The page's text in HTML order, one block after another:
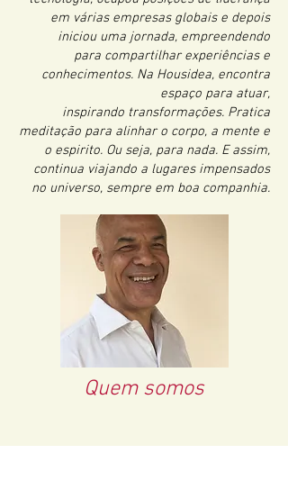
em várias empresas globais e depois
iniciou uma jornada, empreendendo
para compartilhar experiências e
conhecimentos. Na Housidea, encontra
espaço para atuar,
inspirando transformações. Pratica
meditação para alinhar o corpo, a mente e
o espirito. Ou seja, para nada. E assim,
continua viajando a lugares impensados
no universo, sempre em boa companhia.
Quem somos